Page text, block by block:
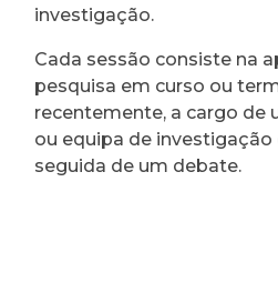
investigação.
Cada sessão consiste na
pesquisa em curso ou
recentemente, a cargo de
ou equipa de investigação
seguida de um debate.